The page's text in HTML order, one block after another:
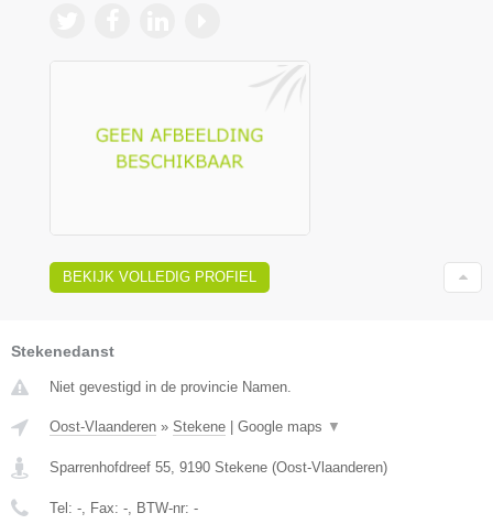
BEKIJK VOLLEDIG PROFIEL
Stekenedanst
Niet gevestigd in de provincie Namen.
Oost-Vlaanderen » Stekene | Google maps ▼
Sparrenhofdreef 55 9190 Stekene (Oost-Vlaanderen)
Tel: - , Fax: - , BTW-nr: -